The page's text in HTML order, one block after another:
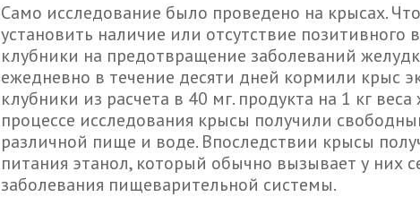
Само исследование было проведено на крысах.
установить наличие или отсутствие позитивного
клубники на предотвращение заболеваний
ежедневно в течение десяти дней кормили крыс
клубники из расчета в 40 мг. продукта на 1 кг
процессе исследования крысы получили
различной пище и воде. Впоследствии крысы
питания этанол, который обычно вызывает у них
заболевания пищеварительной системы.